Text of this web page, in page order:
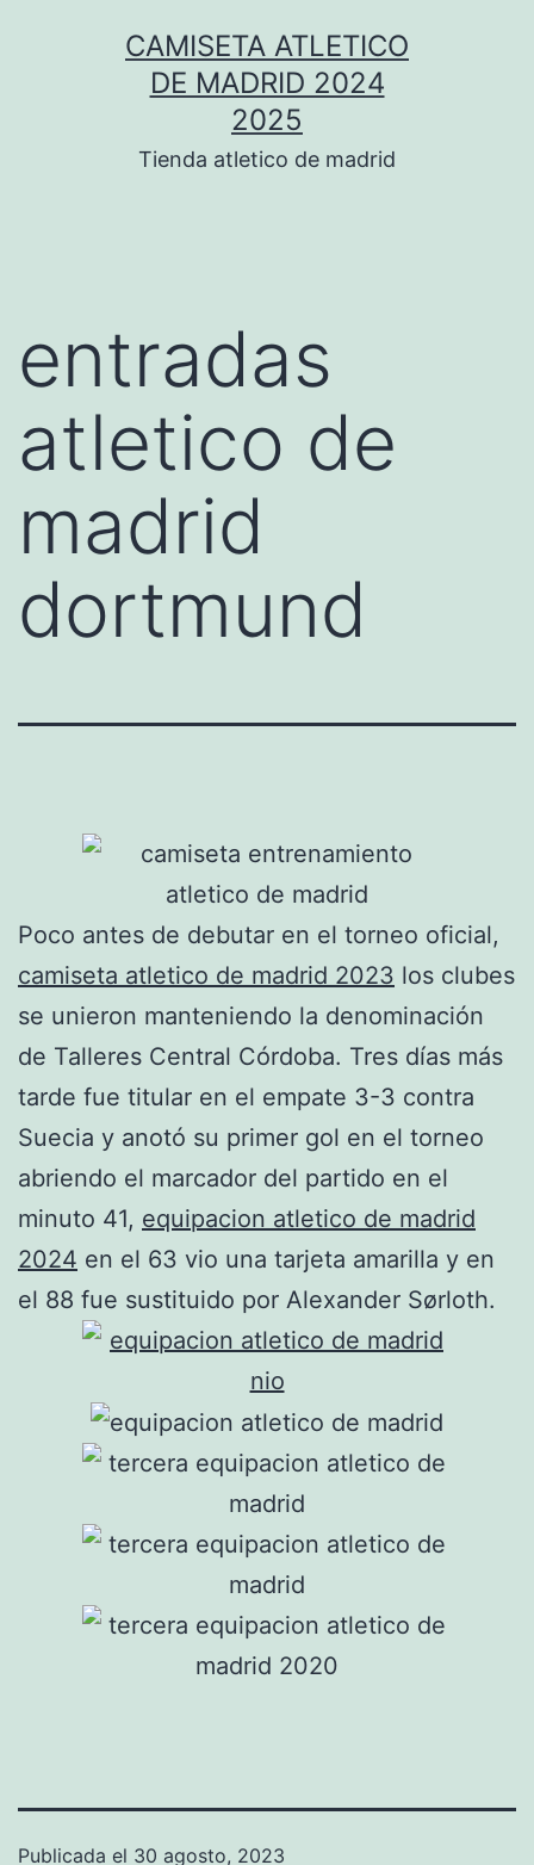
CAMISETA ATLETICO
DE MADRID 2024
2025
Tienda atletico de madrid
entradas
atletico de
madrid
dortmund
Poco antes de debutar en el torneo oficial,
camiseta atletico de madrid 2023 los clubes
se unieron manteniendo la denominación
de Talleres Central Córdoba. Tres días más
tarde fue titular en el empate 3-3 contra
Suecia y anotó su primer gol en el torneo
abriendo el marcador del partido en el
minuto 41, equipacion atletico de madrid
2024 en el 63 vio una tarjeta amarilla y en
el 88 fue sustituido por Alexander Sørloth.
Publicada el 30 agosto, 2023